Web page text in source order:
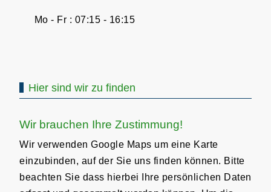
Mo - Fr : 07:15 - 16:15
Hier sind wir zu finden
Wir brauchen Ihre Zustimmung!
Wir verwenden Google Maps um eine Karte
einzubinden, auf der Sie uns finden können. Bitte
beachten Sie dass hierbei Ihre persönlichen Daten